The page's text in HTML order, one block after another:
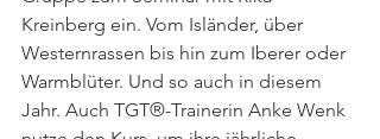
Kreinberg ein. Vom Isländer, über
Westernrassen bis hin zum Iberer oder
Warmblüter. Und so auch in diesem
Jahr. Auch TGT®-Trainerin Anke Wenk